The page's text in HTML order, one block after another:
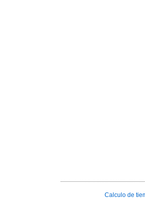
Calculo de